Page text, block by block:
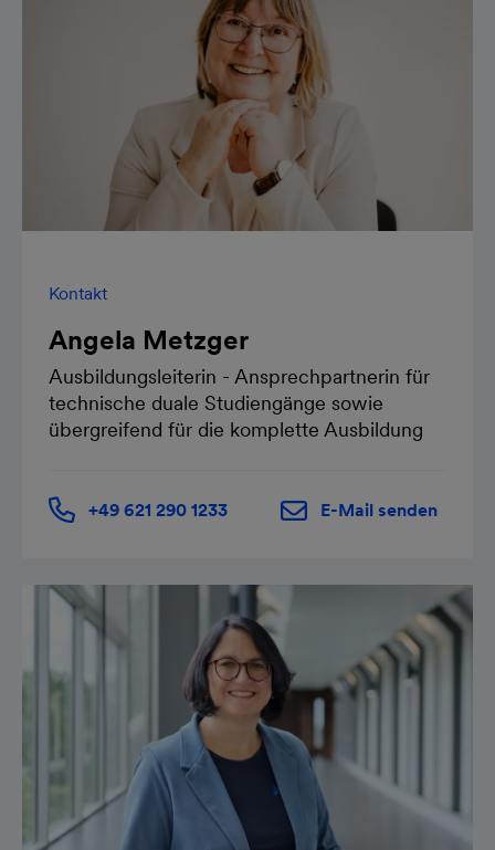
Kontakt
Angela Metzger
Ausbildungsleiterin - Ansprechpartnerin für
technische duale Studiengänge sowie
übergreifend für die komplette Ausbildung
+49 621 290 1233 E-Mail senden